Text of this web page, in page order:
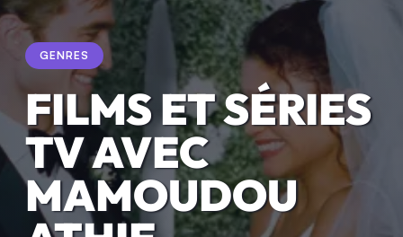
GENRES
FILMS ET SÉRIES
TV AVEC
MAMOUDOU